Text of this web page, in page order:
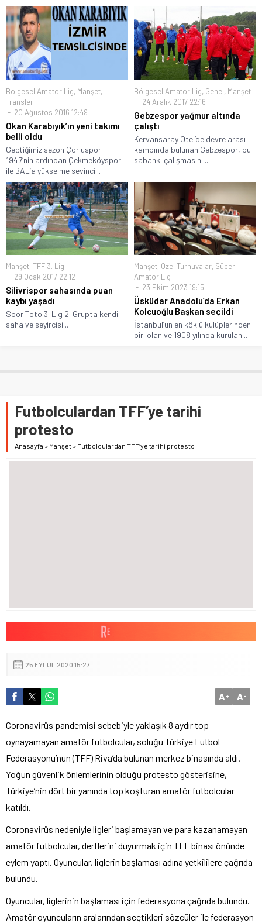
Bölgesel Amatör Lig, Manşet,
Transfer
20 Ağustos 2016 12:49
Okan Karabıyık’ın yeni takımı
belli oldu
Geçtiğimiz sezon Çorluspor
1947’nin ardından Çekmeköyspor
ile BAL’a yükselme sevinci...
Bölgesel Amatör Lig, Genel, Manşet
24 Aralık 2017 22:16
Gebzespor yağmur altında
çalıştı
Kervansaray Otel’de devre arası
kampında bulunan Gebzespor, bu
sabahki çalışmasını...
Manşet, TFF 3. Lig
29 Ocak 2017 22:12
Silivrispor sahasında puan
kaybı yaşadı
Spor Toto 3. Lig 2. Grupta kendi
saha ve seyircisi...
Manşet, Özel Turnuvalar, Süper
Amatör Lig
23 Ekim 2023 19:15
Üsküdar Anadolu’da Erkan
Kolcuoğlu Başkan seçildi
İstanbul’un en köklü kulüplerinden
biri olan ve 1908 yılında kurulan...
Futbolculardan TFF’ye tarihi
protesto
Anasayfa » Manşet » Futbolculardan TFF’ye tarihi protesto
25 EYLÜL 2020 15:27
A+ A-
Coronavirüs pandemisi sebebiyle yaklaşık 8 aydır top
oynayamayan amatör futbolcular, soluğu Türkiye Futbol
Federasyonu’nun (TFF) Riva’da bulunan merkez binasında aldı.
Yoğun güvenlik önlemlerinin olduğu protesto gösterisine,
Türkiye’nin dört bir yanında top koşturan amatör futbolcular
katıldı.
Coronavirüs nedeniyle ligleri başlamayan ve para kazanamayan
amatör futbolcular, dertlerini duyurmak için TFF binası önünde
eylem yaptı. Oyuncular, liglerin başlaması adına yetkililere çağrıda
bulundu.
Oyuncular, liglerinin başlaması için federasyona çağrıda bulundu.
Amatör oyuncuların aralarından seçtikleri sözcüler ile federasyon